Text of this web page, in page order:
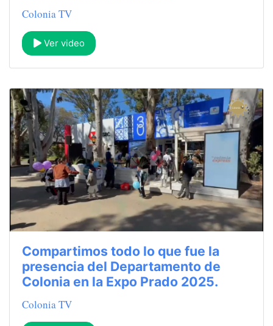
Colonia TV
Ver video
Compartimos todo lo que fue la
presencia del Departamento de
Colonia en la Expo Prado 2025.
Colonia TV